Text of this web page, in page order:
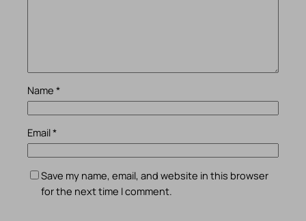
Name *
Email*
Save my name, email, and website in this browser
for the next time I comment.